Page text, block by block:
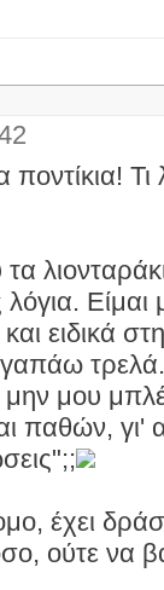
Είμαι
ειδικά
αγαπάω
μου
παθών, γι'
έχει
ούτε να